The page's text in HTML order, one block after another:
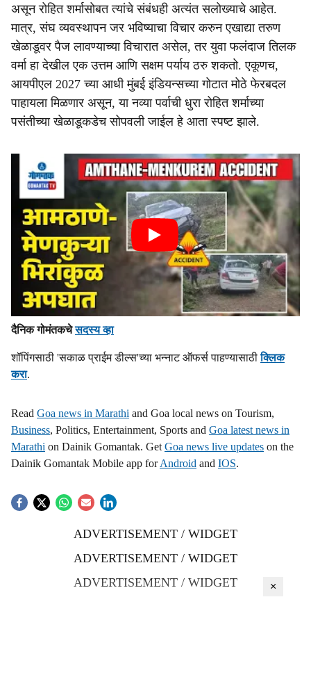
असून रोहित शर्मासोबत त्यांचे संबंधही अत्यंत सलोख्याचे आहेत.
मात्र, संघ व्यवस्थापन जर भविष्याचा विचार करुन एखाद्या तरुण
खेळाडूवर पैज लावण्याच्या विचारात असेल, तर युवा फलंदाज तिलक
वर्मा हा देखील एक उत्तम आणि सक्षम पर्याय ठरु शकतो. एकूणच,
आयपीएल 2027 च्या आधी मुंबई इंडियन्सच्या गोटात मोठे फेरबदल
पाहायला मिळणार असून, या नव्या पर्वाची धुरा रोहित शर्माच्या
पसंतीच्या खेळाडूकडेच सोपवली जाईल हे आता स्पष्ट झाले.
दैनिक गोमंतकचेसदस्य व्हा
शॉपिंगसाठी 'सकाळ प्राईम डील्स'च्या भन्नाट ऑफर्स पाहण्यासाठीक्लिक
करा.
Read Goa news in Marathi and Goa local news on Tourism,
Business, Politics, Entertainment, Sports and Goa latest news in
Marathi on Dainik Gomantak. Get Goa news live updates on the
Dainik Gomantak Mobile app forAndroid and IOS.
ADVERTISEMENT / WIDGET
ADVERTISEMENT / WIDGET
ADVERTISEMENT / WIDGET
×